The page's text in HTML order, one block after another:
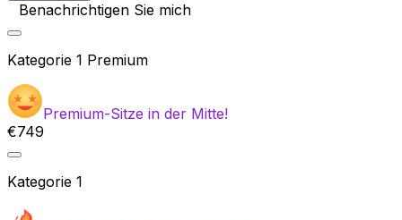
Benachrichtigen Sie mich
Kategorie 1 Premium
Premium-Sitze in der Mitte!
€749
Kategorie 1